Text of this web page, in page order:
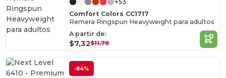
+53
Comfort Colors CC1717
Remera Ringspun Heavyweight para adultos
A partir de:
$7,32$11,78
-84%